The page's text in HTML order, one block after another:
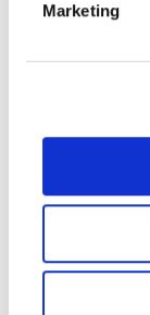
Marketing
April